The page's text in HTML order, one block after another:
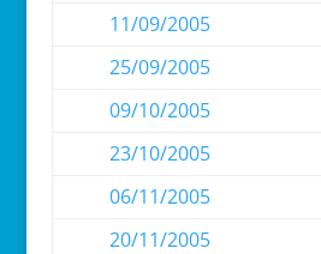
11/09/2005
25/09/2005
09/10/2005
23/10/2005
06/11/2005
20/11/2005